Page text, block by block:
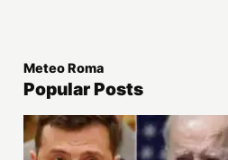
Meteo Roma
Popular Posts